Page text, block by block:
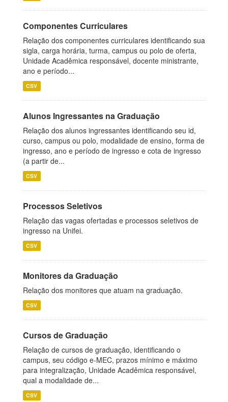
Componentes Curriculares
Relação dos componentes curriculares identificando sua
sigla, carga horária, turma, campus ou polo de oferta,
Unidade Acadêmica responsável, docente ministrante,
ano e período...
CSV
Alunos Ingressantes na Graduação
Relação dos alunos ingressantes identificando seu id,
curso, campus ou polo, modalidade de ensino, forma de
ingresso, ano e período de ingresso e cota de ingresso
(a partir de...
CSV
Processos Seletivos
Relação das vagas ofertadas e processos seletivos de
ingresso na Unifei.
CSV
Monitores da Graduação
Relação dos monitores que atuam na graduação.
CSV
Cursos de Graduação
Relação de cursos de graduação, identificando o
campus, seu código e-MEC, prazos mínimo e máximo
para integralização, Unidade Acadêmica responsável,
qual a modalidade de...
CSV